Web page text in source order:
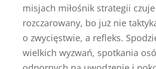
misjach miłośnik strategii
rozczarowany, bo już nie
o zwycięstwie, a refleks.
wielkich wyzwań, spotkania